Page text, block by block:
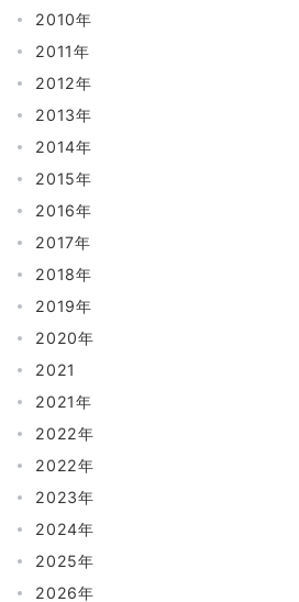
2010年
2011年
2012年
2013年
2014年
2015年
2016年
2017年
2018年
2019年
2020年
2021
2021年
2022年
2022年
2023年
2024年
2025年
2026年